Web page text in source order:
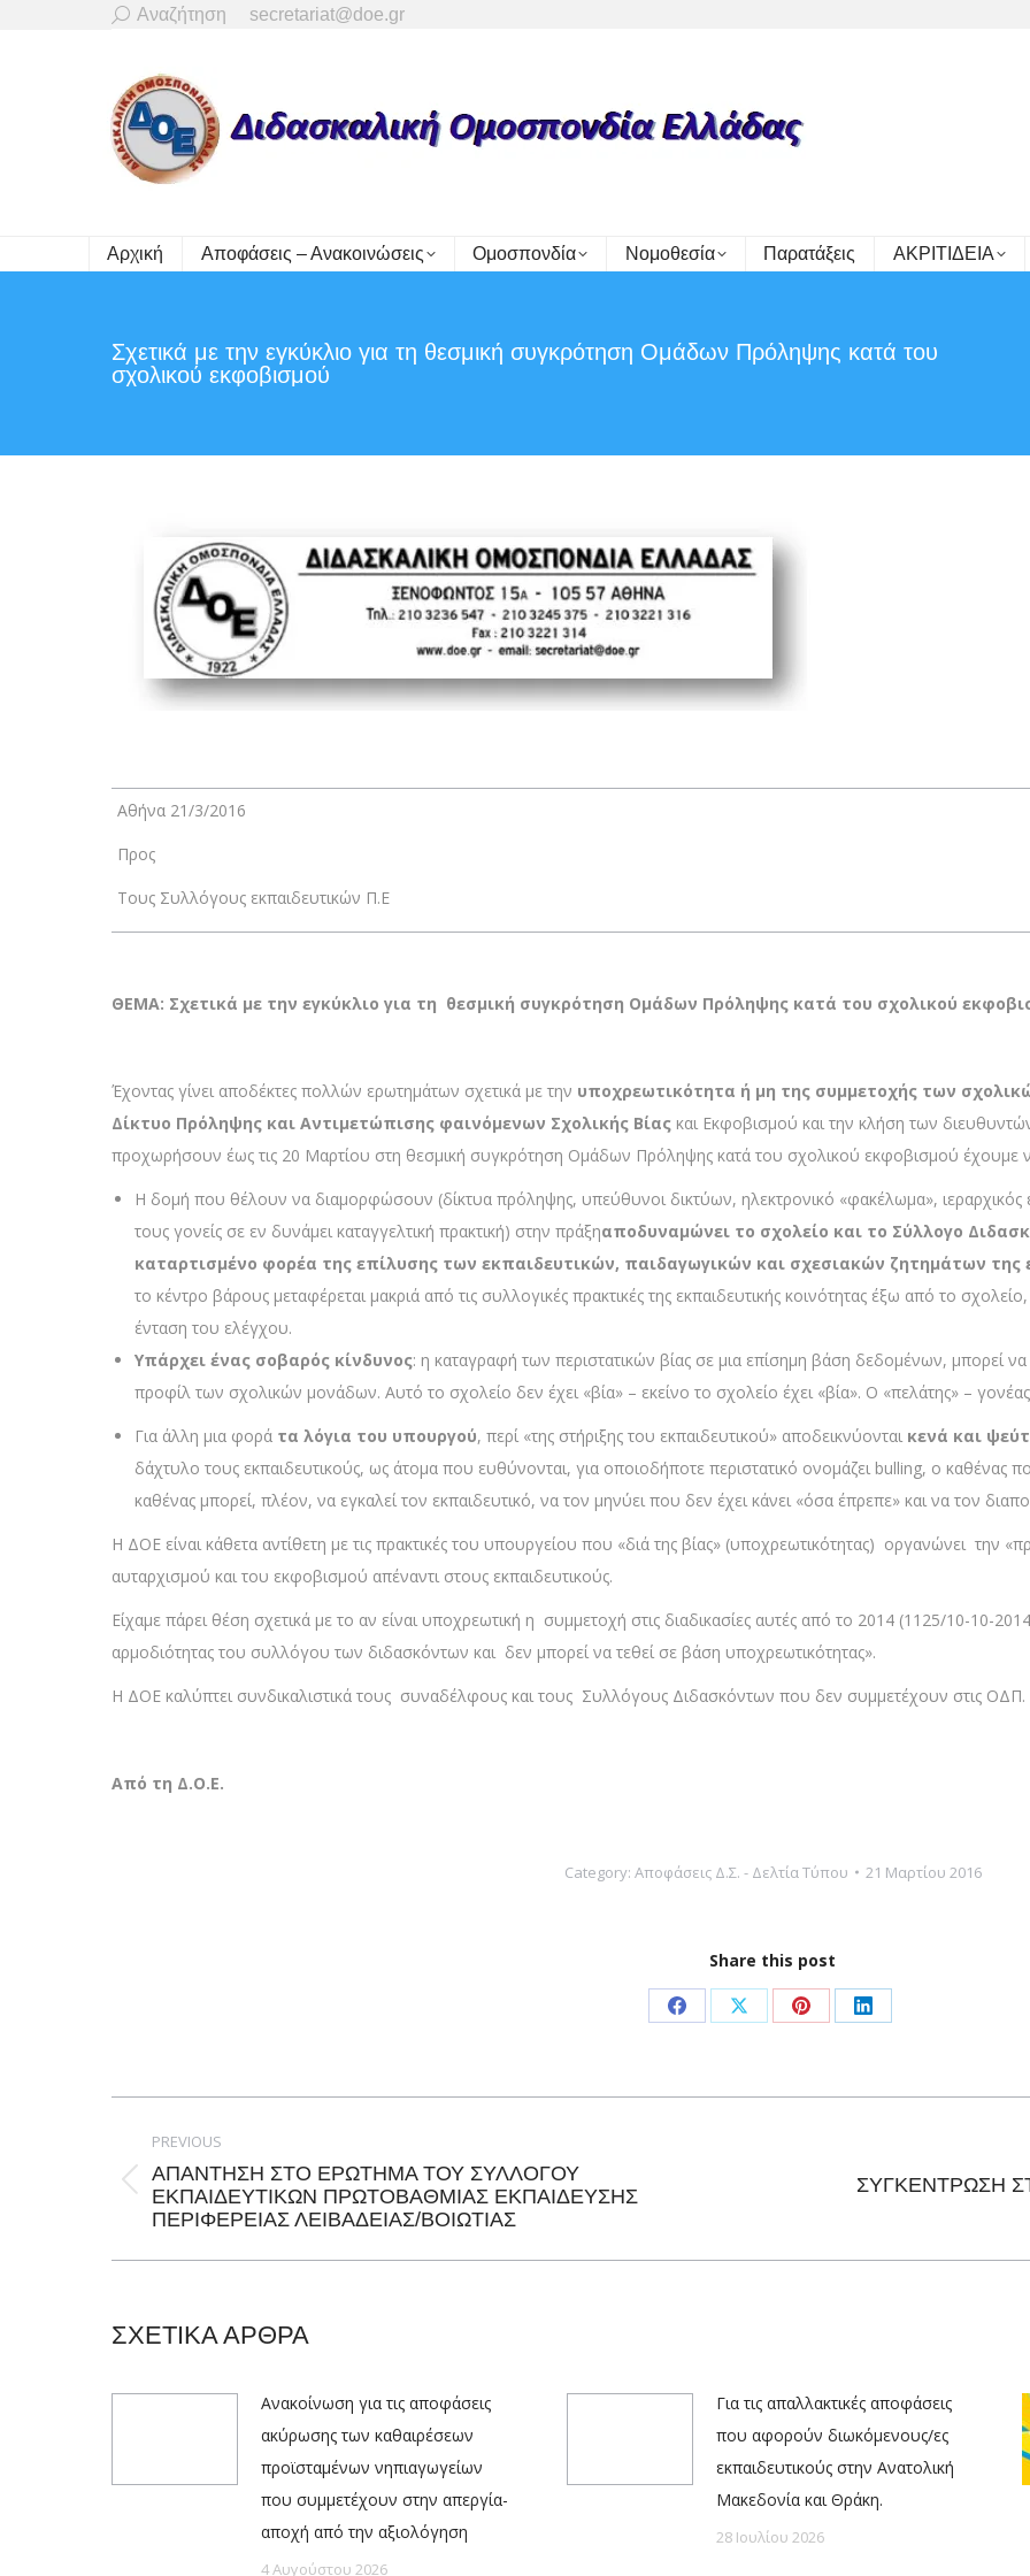
Search:
Αναζήτηση secretariat@doe.gr
Αρχική Αποφάσεις – Ανακοινώσεις Ομοσπονδία Νομοθεσία Παρατάξεις ΑΚΡΙΤΙΔΕΙΑ
Σχετικά με την εγκύκλιο για τη θεσμική συγκρότηση Ομάδων Πρόληψης κατά του
σχολικού εκφοβισμού
Αθήνα 21/3/2016
Προς
Τους Συλλόγους εκπαιδευτικών Π.Ε
ΘΕΜΑ: Σχετικά με την εγκύκλιο για τη θεσμική συγκρότηση Ομάδων Πρόληψης κατά του σχολικού
Έχοντας γίνει αποδέκτες πολλών ερωτημάτων σχετικά με την υποχρεωτικότητα ή μη της συμμετοχής των
Δίκτυο Πρόληψης και Αντιμετώπισης φαινόμενων Σχολικής Βίας και Εκφοβισμού και την κλήση των
προχωρήσουν έως τις 20 Μαρτίου στη θεσμική συγκρότηση Ομάδων Πρόληψης κατά του σχολικού εκφοβισμού έχουμε
Η δομή που θέλουν να διαμορφώσουν (δίκτυα πρόληψης, υπεύθυνοι δικτύων, ηλεκτρονικό «φακέλωμα»,
τους γονείς σε εν δυνάμει καταγγελτική πρακτική) στην πράξηαποδυναμώνει το σχολείο και το Σύλλογο
καταρτισμένο φορέα της επίλυσης των εκπαιδευτικών, παιδαγωγικών και σχεσιακών ζητημάτων της
το κέντρο βάρους μεταφέρεται μακριά από τις συλλογικές πρακτικές της εκπαιδευτικής κοινότητας έξω από το
ένταση του ελέγχου.
Υπάρχει ένας σοβαρός κίνδυνος: η καταγραφή των περιστατικών βίας σε μια επίσημη βάση δεδομένων, μπορεί
προφίλ των σχολικών μονάδων. Αυτό το σχολείο δεν έχει «βία» – εκείνο το σχολείο έχει «βία». Ο «πελάτης» –
Για άλλη μια φορά τα λόγια του υπουργού, περί «της στήριξης του εκπαιδευτικού» αποδεικνύονται κενά και
δάχτυλο τους εκπαιδευτικούς, ως άτομα που ευθύνονται, για οποιοδήποτε περιστατικό ονομάζει bulling, ο καθένας
καθένας μπορεί, πλέον, να εγκαλεί τον εκπαιδευτικό, να τον μηνύει που δεν έχει κάνει «όσα έπρεπε» και να τον
Η ΔΟΕ είναι κάθετα αντίθετη με τις πρακτικές του υπουργείου που «διά της βίας» (υποχρεωτικότητας) οργανώνει την
αυταρχισμού και του εκφοβισμού απέναντι στους εκπαιδευτικούς.
Είχαμε πάρει θέση σχετικά με το αν είναι υποχρεωτική η συμμετοχή στις διαδικασίες αυτές από το 2014 (1125/10-10-
αρμοδιότητας του συλλόγου των διδασκόντων και δεν μπορεί να τεθεί σε βάση υποχρεωτικότητας».
Η ΔΟΕ καλύπτει συνδικαλιστικά τους συναδέλφους και τους Συλλόγους Διδασκόντων που δεν συμμετέχουν στις ΟΔΠ.
Από τη Δ.Ο.Ε.
Category: Αποφάσεις Δ.Σ. - Δελτία Τύπου 21 Μαρτίου 2016
Share this post
Share
Facebook
Share
X
Share
Pinterest
Share
LinkedIn
navigation
PREVIOUS
Previous
post:
ΑΠΑΝΤΗΣΗ ΣΤΟ ΕΡΩΤΗΜΑ ΤΟΥ ΣΥΛΛΟΓΟΥ
ΕΚΠΑΙΔΕΥΤΙΚΩΝ ΠΡΩΤΟΒΑΘΜΙΑΣ ΕΚΠΑΙΔΕΥΣΗΣ
ΠΕΡΙΦΕΡΕΙΑΣ ΛΕΙΒΑΔΕΙΑΣ/ΒΟΙΩΤΙΑΣ
ΣΥΓΚΕΝΤΡΩΣΗ
ΣΧΕΤΙΚΑ ΑΡΘΡΑ
Ανακοίνωση για τις αποφάσεις
ακύρωσης των καθαιρέσεων
προϊσταμένων νηπιαγωγείων
που συμμετέχουν στην απεργία-
αποχή από την αξιολόγηση
4 Αυγούστου 2026
Για τις απαλλακτικές αποφάσεις
που αφορούν διωκόμενους/ες
εκπαιδευτικούς στην Ανατολική
Μακεδονία και Θράκη.
28 Ιουλίου 2026